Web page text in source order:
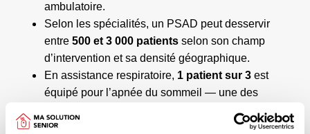
ambulatoire.
Selon les spécialités, un PSAD peut desservir
entre 500 et 3 000 patients selon son champ
d’intervention et sa densité géographique.
En assistance respiratoire, 1 patient sur 3 est
équipé pour l’apnée du sommeil — une des
Ces chiffres soulignent l’ampleur du rôle des PSAD pour